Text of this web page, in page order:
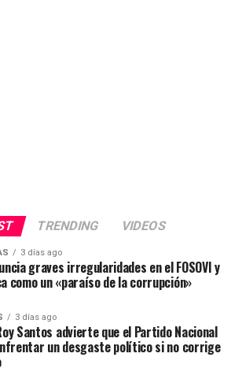
TRENDING VIDEOS
3 días ago
graves irregularidades en el FOSOVI y
como un «paraíso de la corrupción»
3 días ago
Santos advierte que el Partido Nacional
un desgaste político si no corrige